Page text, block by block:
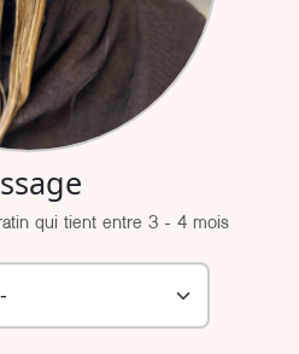
qui tient entre 3 - 4 mois